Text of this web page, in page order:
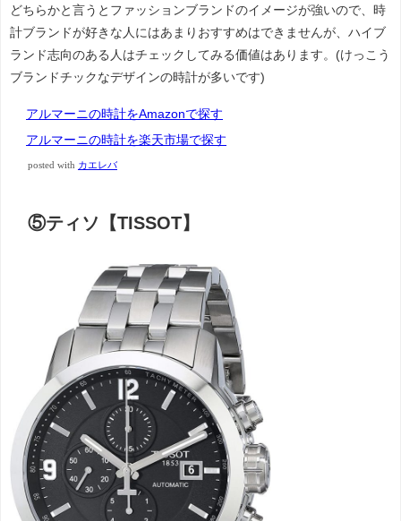
どちらかと言うとファッションブランドのイメージが強いので、時
計ブランドが好きな人にはあまりおすすめはできませんが、ハイブ
ランド志向のある人はチェックしてみる価値はあります。(けっこう
ブランドチックなデザインの時計が多いです)
アルマーニの時計をAmazonで探す
アルマーニの時計を楽天市場で探す
posted with カエレバ
⑤ティソ【TISSOT】